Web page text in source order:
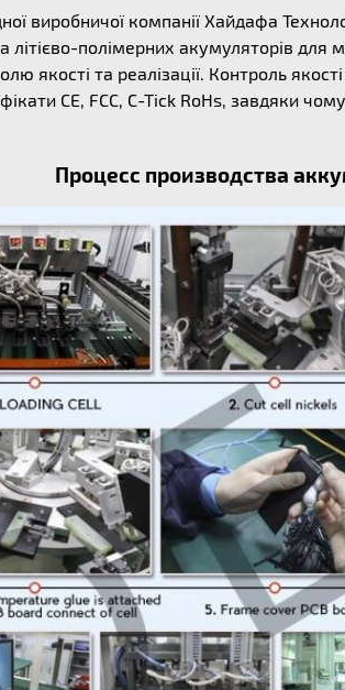
виробничої компанії Хайдафа
літієво-полімерних акумуляторів
якості та реалізації. Контроль
CE, FCC, C-Tick RoHs, завдяки
Процесс производства